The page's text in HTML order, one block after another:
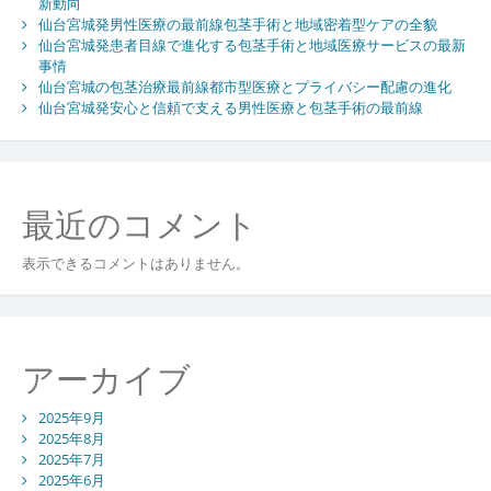
仙台宮城発男性医療の最前線包茎手術と地域密着型ケアの全貌
仙台宮城発患者目線で進化する包茎手術と地域医療サービスの最新
事情
仙台宮城の包茎治療最前線都市型医療とプライバシー配慮の進化
仙台宮城発安心と信頼で支える男性医療と包茎手術の最前線
最近のコメント
表示できるコメントはありません。
アーカイブ
2025年9月
2025年8月
2025年7月
2025年6月